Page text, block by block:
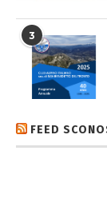
3
FEED